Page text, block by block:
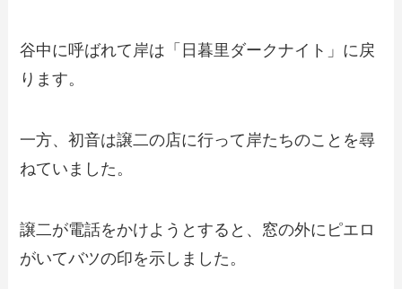
谷中に呼ばれて岸は「日暮里ダークナイト」に戻
ります。
一方、初音は譲二の店に行って岸たちのことを尋
ねていました。
譲二が電話をかけようとすると、窓の外にピエロ
がいてバツの印を示しました。